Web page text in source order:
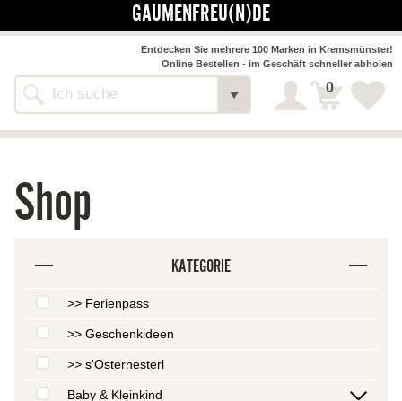
GAUMENFREU(N)DE
Shop
Entdecken Sie mehrere 100 Marken in Kremsmünster!
Online Bestellen - im Geschäft schneller abholen
0
Shop
KATEGORIE
>> Ferienpass
>> Geschenkideen
>> s'Osternesterl
Baby & Kleinkind